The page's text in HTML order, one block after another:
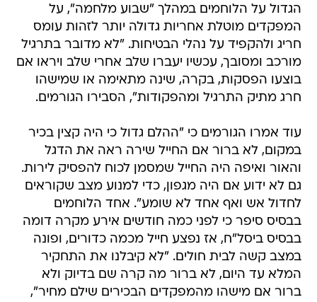
הגדול על הלוחמים במהלך "שבוע מלחמה", על
המפקדים מוטלת אחריות גדולה יותר לזהות עומס
חריג ולהקפיד על נהלי הבטיחות. "לא מדובר בתרגיל
מורכב ומסובך, עכשיו יעברו שלב אחרי שלב ויראו אם
בוצעו הפסקות, בקרה, שינה מתאימה או שמישהו
חרג מתיק התרגיל ומהפקודות", הסבירו הגורמים.
עוד אמרו הגורמים כי "ההלם גדול כי היה קצין בכיר
במקום, לא ברור אם החייל שירה ראה את הדגל
והאור ואיפה היה החייל שמסמן לכוח להפסיק לירות.
גם לא ידוע אם היה מגפון, כדי למנוע מצב שקוראים
לחדול אש ואף אחד לא שומע". אחד הלוחמים
בבסיס סיפר כי לפני כמה חודשים אירע מקרה דומה
בבסיס ביסל"ח, אז נפצע חייל מכמה כדורים, ופונה
במצב קשה לבית חולים. "לא קיבלנו את התחקיר
המלא עד היום, לא ברור מה קרה שם בדיוק ולא
ברור אם מישהו מהמפקדים הבכירים שילם מחיר",